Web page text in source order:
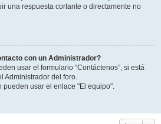
una respuesta cortante o directamente no
con un Administrador?
usar el formulario “Contáctenos”, si está
Administrador del foro.
pueden usar el enlace "El equipo".